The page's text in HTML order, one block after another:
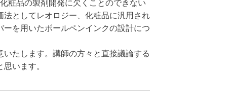
粧品の製剤開発に欠くことのできない
としてレオロジー、化粧品に汎用され
を用いたボールペンインクの設計につ
たします。講師の方々と直接議論する
います。